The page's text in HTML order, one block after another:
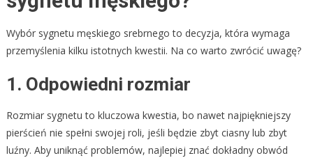
Wybór sygnetu męskiego srebrnego to decyzja, która wymaga
przemyślenia kilku istotnych kwestii. Na co warto zwrócić uwagę?
1. Odpowiedni rozmiar
Rozmiar sygnetu to kluczowa kwestia, bo nawet najpiękniejszy
pierścień nie spełni swojej roli, jeśli będzie zbyt ciasny lub zbyt
luźny. Aby uniknąć problemów, najlepiej znać dokładny obwód